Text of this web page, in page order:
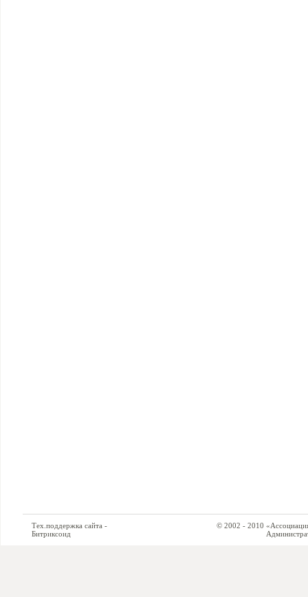
Тех.поддержка сайта -
Битриксоид
© 2002 - 2010 «Ассоциация